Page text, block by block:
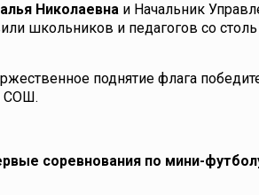
Николаевна и Начальник
школьников и педагогов со
поднятие флага
СОШ.
соревнования по мини-